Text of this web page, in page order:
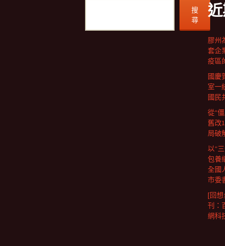
搜
尋
膠州
套企
疫區
國慶
室一
國民
從“
舊改
局破
以“
包養
全國
市委
[回想
刊：
網科